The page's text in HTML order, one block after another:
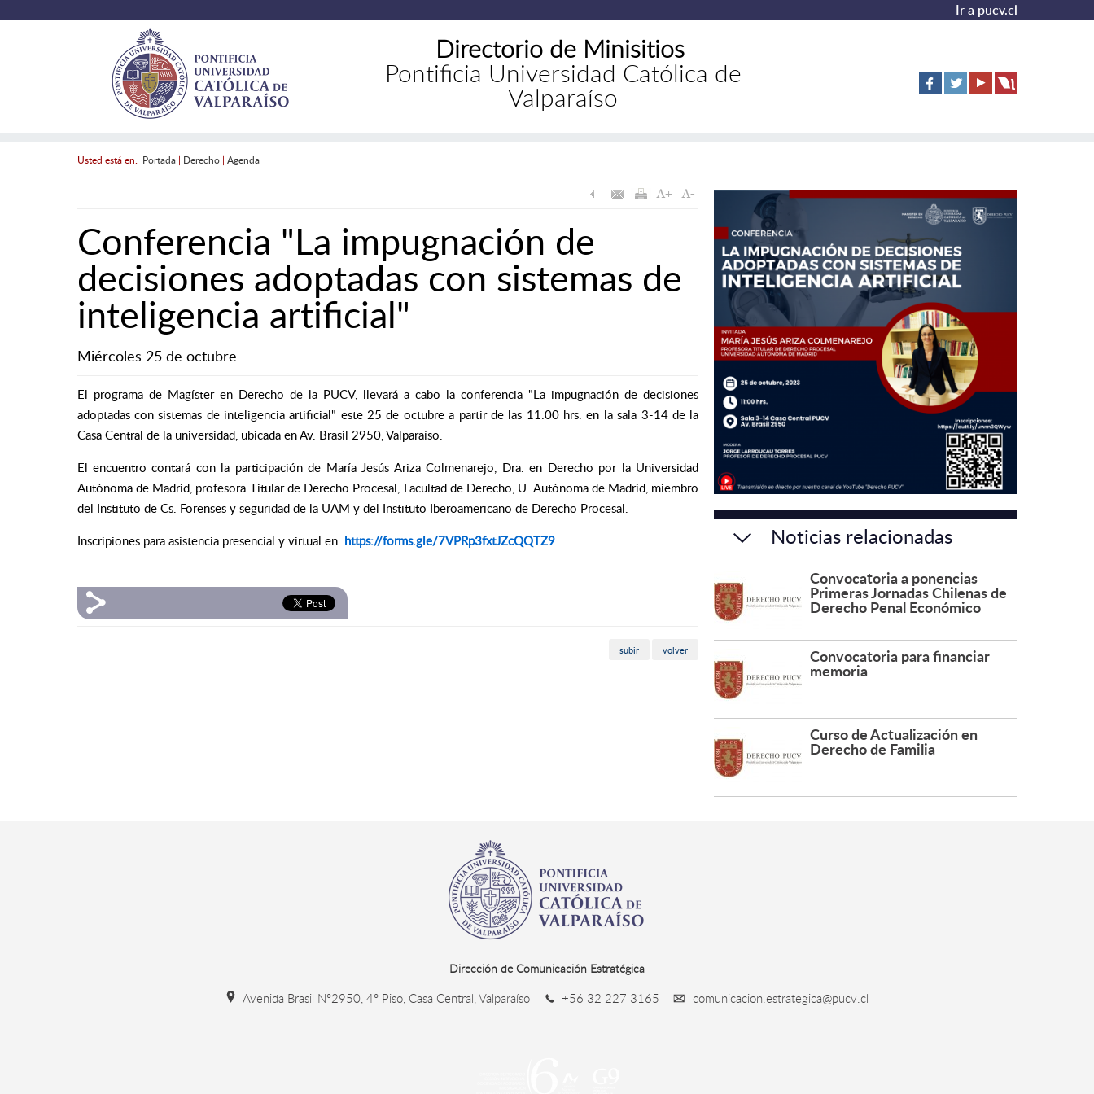
Ir a pucv.cl
Directorio de Minisitios
Pontificia Universidad Católica de
Valparaíso
Usted está en: Portada| Derecho| Agenda
Conferencia "La impugnación de
decisiones adoptadas con sistemas de
inteligencia artificial"
Miércoles 25 de octubre
El programa de Magíster en Derecho de la PUCV, llevará a cabo la conferencia "La impugnación de decisiones
adoptadas con sistemas de inteligencia artificial" este 25 de octubre a partir de las 11:00 hrs. en la sala 3-14 de la
Casa Central de la universidad, ubicada en Av. Brasil 2950, Valparaíso.
El encuentro contará con la participación de María Jesús Ariza Colmenarejo, Dra. en Derecho por la Universidad
Autónoma de Madrid, profesora Titular de Derecho Procesal, Facultad de Derecho, U. Autónoma de Madrid, miembro
del Instituto de Cs. Forenses y seguridad de la UAM y del Instituto Iberoamericano de Derecho Procesal.
Inscripiones para asistencia presencial y virtual en: https://forms.gle/7VPRp3fxtJZcQQTZ9
subir volver
Noticias relacionadas
Convocatoria a ponencias
Primeras Jornadas Chilenas de
Derecho Penal Económico
Convocatoria para financiar
memoria
Curso de Actualización en
Derecho de Familia
Dirección de Comunicación Estratégica
Avenida Brasil N°2950, 4° Piso, Casa Central, Valparaíso +56 32 227 3165 comunicacion.estrategica@pucv.cl